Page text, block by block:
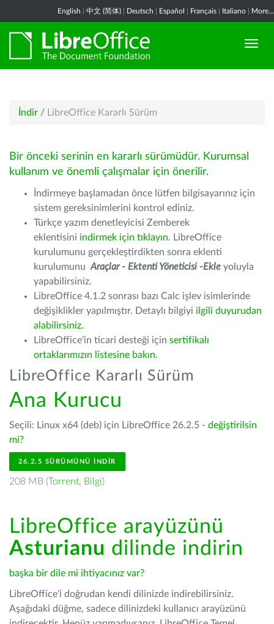
English 中文 (简体) Deutsch Español Français Italiano More...
İndir / LibreOffice Kararlı Sürüm
Bir önceki serinin en kararlı sürümüdür. Kurumsal
kullanım ve önemli çalışmalar için önerilir.
İndirmeye başlamadan önce lütfen bilgisayarınız için
sistem gereksinimlerini kontrol ediniz.
Türkçe yazım denetleyicisi Zemberek
eklentisini indirmek için tıklayın. LibreOffice
kurulumunu gerçekleştirdikten sonra eklenti
kurulumunu Araçlar - Ektenti Yöneticisi -Ekle yoluyla
yapabilirsiniz.
LibreOffice 4.1.2 sonrası bazı Calc işlev isimlerinde
değişiklikler yapılmıştır. Detaylı bilgiyi ilgili duyurudan
alabilirsiniz.
LibreOffice'in ticari desteği için sertifikalı
ortaklarımızın listesine bakın.
LibreOffice Kararlı Sürüm
Ana Kurucu
Seçili: Linux x64 (deb) için LibreOffice 26.2.5 - değiştirilsin
mi?
26.2.5 SÜRÜMÜNÜ İNDIR
208 MB (Torrent, Bilgi)
LibreOffice arayüzünü
Asturianu dilinde indirin
başka bir dile mi ihtiyacınız var?
LibreOffice'i doğrudan kendi dilinizde indirebilirsiniz.
Aşağıdaki düğme, sadece dilinizdeki kullanıcı arayüzünü